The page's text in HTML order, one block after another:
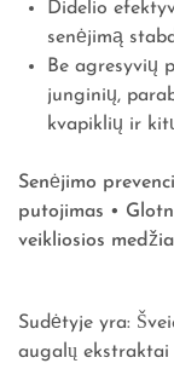
Didelio
senėjimą
Be agresyvių
junginių,
kvapiklių ir
Senėjimo
putojimas •
veikliosios
Sudėtyje yra:
augalų